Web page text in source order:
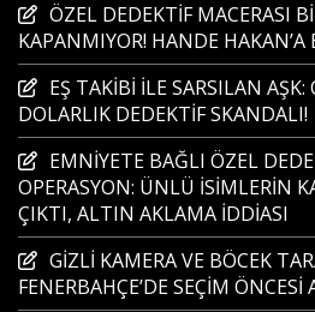
ÖZEL DEDEKTİF MACERASI
KAPANMIYOR! HANDE HAKAN’A
EŞ TAKİBİ İLE SARSILAN
DOLARLIK DEDEKTİF SKANDALI!
EMNİYETE BAĞLI ÖZEL
OPERASYON: ÜNLÜ İSİMLERİN
ÇIKTI, ALTIN AKLAMA İDDİASI
GİZLİ KAMERA VE BÖCEK
FENERBAHÇE’DE SEÇİM ÖNCESİ